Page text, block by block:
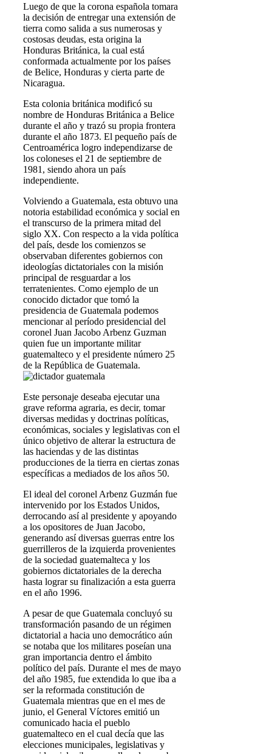
Luego de que la corona española tomara
la decisión de entregar una extensión de
tierra como salida a sus numerosas y
costosas deudas, esta origina la
Honduras Británica, la cual está
conformada actualmente por los países
de Belice, Honduras y cierta parte de
Nicaragua.
Esta colonia británica modificó su
nombre de Honduras Británica a Belice
durante el año y trazó su propia frontera
durante el año 1873. El pequeño país de
Centroamérica logro independizarse de
los coloneses el 21 de septiembre de
1981, siendo ahora un país
independiente.
Volviendo a Guatemala, esta obtuvo una
notoria estabilidad económica y social en
el transcurso de la primera mitad del
siglo XX. Con respecto a la vida política
del país, desde los comienzos se
observaban diferentes gobiernos con
ideologías dictatoriales con la misión
principal de resguardar a los
terratenientes. Como ejemplo de un
conocido dictador que tomó la
presidencia de Guatemala podemos
mencionar al período presidencial del
coronel Juan Jacobo Arbenz Guzman
quien fue un importante militar
guatemalteco y el presidente número 25
de la República de Guatemala.
Este personaje deseaba ejecutar una
grave reforma agraria, es decir, tomar
diversas medidas y doctrinas políticas,
económicas, sociales y legislativas con el
único objetivo de alterar la estructura de
las haciendas y de las distintas
producciones de la tierra en ciertas zonas
específicas a mediados de los años 50.
El ideal del coronel Arbenz Guzmán fue
intervenido por los Estados Unidos,
derrocando así al presidente y apoyando
a los opositores de Juan Jacobo,
generando así diversas guerras entre los
guerrilleros de la izquierda provenientes
de la sociedad guatemalteca y los
gobiernos dictatoriales de la derecha
hasta lograr su finalización a esta guerra
en el año 1996.
A pesar de que Guatemala concluyó su
transformación pasando de un régimen
dictatorial a hacia uno democrático aún
se notaba que los militares poseían una
gran importancia dentro el ámbito
político del país. Durante el mes de mayo
del año 1985, fue extendida lo que iba a
ser la reformada constitución de
Guatemala mientras que en el mes de
junio, el General Víctores emitió un
comunicado hacia el pueblo
guatemalteco en el cual decía que las
elecciones municipales, legislativas y